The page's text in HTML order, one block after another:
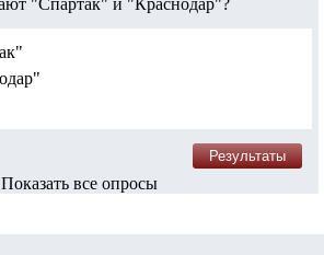
Показать все опросы